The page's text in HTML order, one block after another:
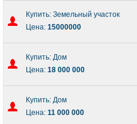
Купить: Земельный участок
Цена: 15000000
Купить: Дом
Цена: 18 000 000
Купить: Дом
Цена: 11 000 000